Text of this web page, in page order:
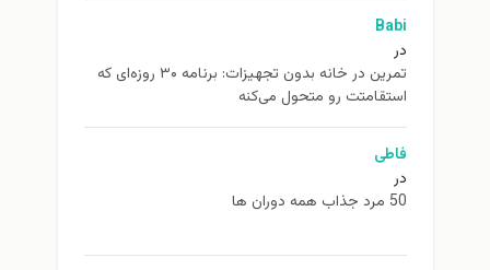
Babi
در
تمرین در خانه بدون تجهیزات: برنامه ۳۰ روزه‌ای که
استقامتت رو متحول می‌کنه
فاطی
در
50 مرد جذاب همه دوران ها